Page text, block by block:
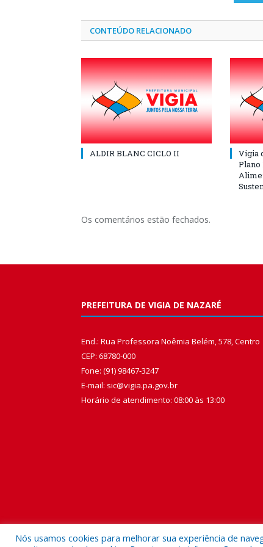
CONTEÚDO RELACIONADO
ALDIR BLANC CICLO II
Vigia
Plano
Os comentários estão fechados.
PREFEITURA DE VIGIA DE NAZARÉ
End.: Rua Professora Noêmia Belém, 578, Centro
CEP: 68780-000
Fone: (91) 98467-3247
E-mail: sic@vigia.pa.gov.br
Horário de atendimento: 08:00 às 13:00
Nós usamos cookies para melhorar sua experiência de